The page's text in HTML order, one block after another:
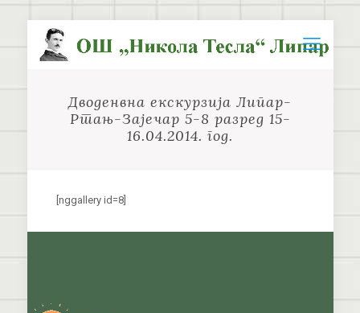
Дводенвна екскурзија Липар-
Ртањ-Зајечар 5-8 разред 15-
16.04.2014. год.
[nggallery id=8]